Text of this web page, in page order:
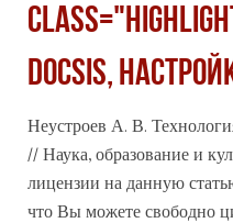
DOCSIS,
Неустроев А. В.
// Наука, образование и
лицензии на данную
что Вы можете свободно